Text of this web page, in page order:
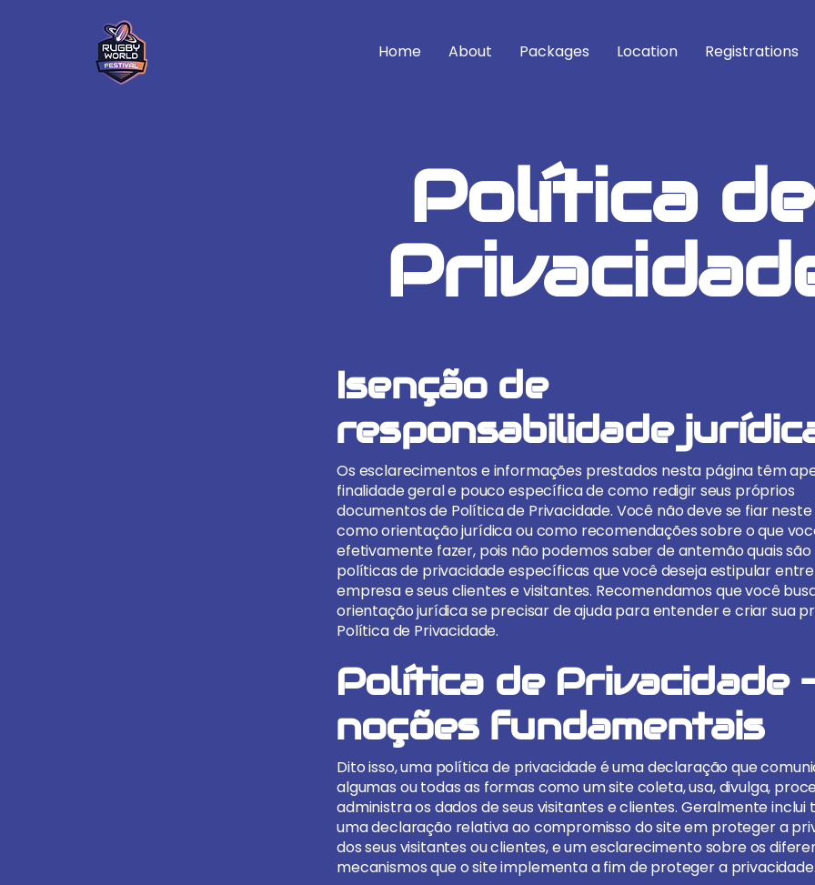
Home About Packages Location Registrations
Política de
Isenção de
responsabilidade
Os esclarecimentos e informações prestados nesta página têm
finalidade geral e pouco específica de como redigir seus próprios
documentos de Política de Privacidade. Você não deve se fiar
como orientação jurídica ou como recomendações sobre o que
efetivamente fazer, pois não podemos saber de antemão quais são
políticas de privacidade específicas que você deseja estipular
empresa e seus clientes e visitantes. Recomendamos que você
orientação jurídica se precisar de ajuda para entender e criar sua
Política de Privacidade.
Política de Privacidade
noções fundamentais
Dito isso, uma política de privacidade é uma declaração que
algumas ou todas as formas como um site coleta, usa, divulga,
administra os dados de seus visitantes e clientes. Geralmente
uma declaração relativa ao compromisso do site em proteger a
dos seus visitantes ou clientes, e um esclarecimento sobre os
mecanismos que o site implementa a fim de proteger a